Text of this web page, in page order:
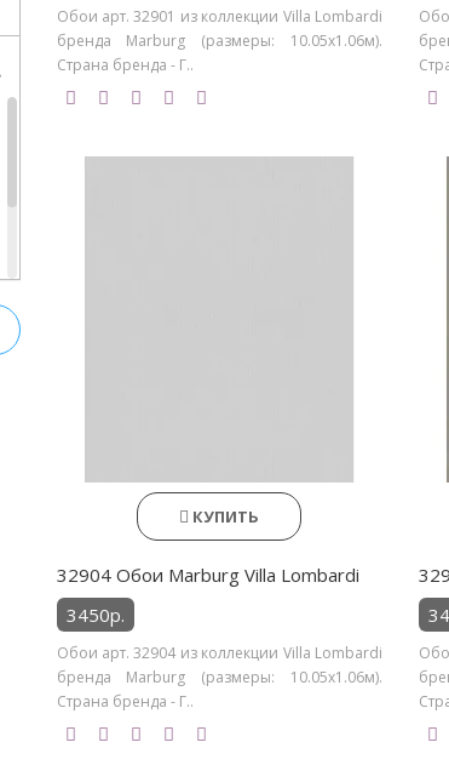
Обои арт. 32901 из коллекции Villa Lombardi
бренда Marburg (размеры: 10.05х1.06м).
Страна бренда - Г..
КУПИТЬ
32904 Обои Marburg Villa Lombardi
3450р.
Обои арт. 32904 из коллекции Villa Lombardi
бренда Marburg (размеры: 10.05х1.06м).
Страна бренда - Г..